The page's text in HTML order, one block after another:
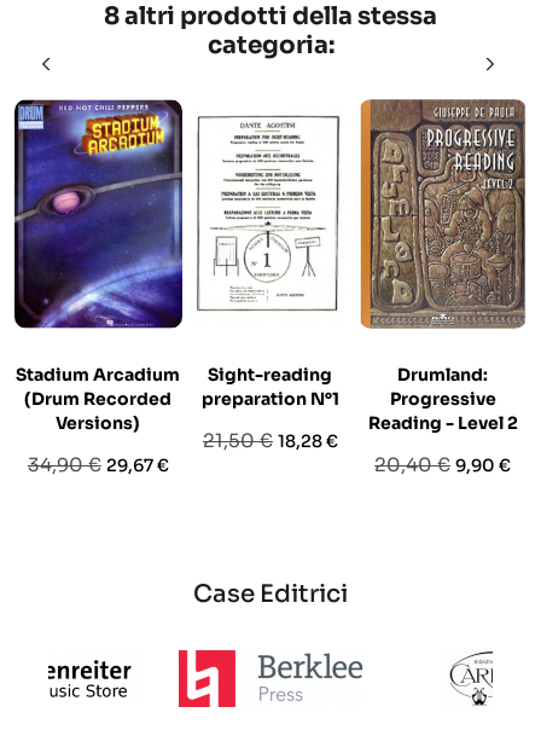
8 altri prodotti della stessa
categoria:
Stadium Arcadium
(Drum Recorded
Versions)
Prezzo
34,90 € Prezzo
29,67 €
Sight-reading
preparation N°1
Prezzo
21,50 € Prezzo
18,28 €
Drumland:
Progressive
Reading - Level 2
Prezzo
20,40 € Prezzo
9,90 €
Case Editrici